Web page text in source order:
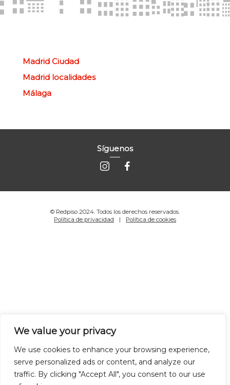
We value your privacy
We use cookies to enhance your browsing experience,
serve personalized ads or content, and analyze our
traffic. By clicking "Accept All", you consent to our use
Madrid Ciudad
Madrid localidades
Málaga
Síguenos
© Redpiso 2024. Todos los derechos reservados.
Política de privacidad
Política de cookies